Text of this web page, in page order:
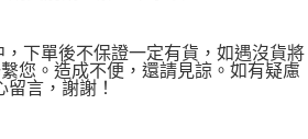
下單後不保證一定有貨，如遇沒貨將
您。造成不便，還請見諒。如有疑慮
言，謝謝！